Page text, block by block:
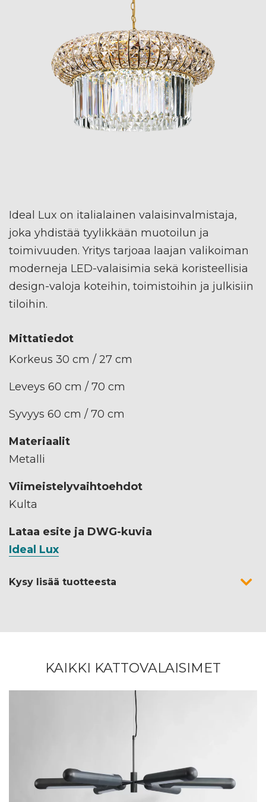
Ideal Lux on italialainen valaisinvalmistaja,
joka yhdistää tyylikkään muotoilun ja
toimivuuden. Yritys tarjoaa laajan valikoiman
moderneja LED-valaisimia sekä koristeellisia
design-valoja koteihin, toimistoihin ja julkisiin
tiloihin.
Mittatiedot
Korkeus 30 cm / 27 cm
Leveys 60 cm / 70 cm
Syvyys 60 cm / 70 cm
Materiaalit
Metalli
Viimeistelyvaihtoehdot
Kulta
Lataa esite ja DWG-kuvia
Ideal Lux
Kysy lisää tuotteesta
KAIKKI KATTOVALAISIMET